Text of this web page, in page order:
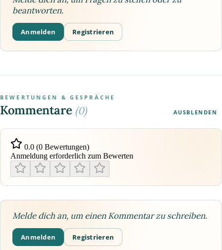
beantworten.
Anmelden Registrieren
BEWERTUNGEN & GESPRÄCHE
Kommentare (0) AUSBLENDEN
0.0 (0 Bewertungen)
Anmeldung erforderlich zum Bewerten
Melde dich an, um einen Kommentar zu schreiben.
Anmelden Registrieren